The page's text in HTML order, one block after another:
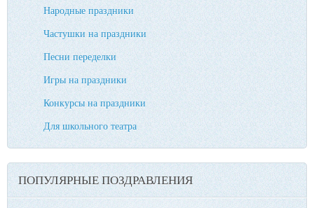
Народные праздники
Частушки на праздники
Песни переделки
Игры на праздники
Конкурсы на праздники
Для школьного театра
ПОПУЛЯРНЫЕ ПОЗДРАВЛЕНИЯ